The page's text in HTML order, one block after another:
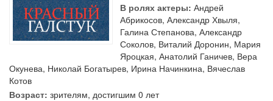
В ролях актеры: Андрей
Абрикосов, Александр Хвыля,
Галина Степанова, Александр
Соколов, Виталий Доронин, Мария
Яроцкая, Анатолий Ганичев, Вера
Окунева, Николай Богатырев, Ирина Начинкина, Вячеслав
Котов
Возраст: зрителям, достигшим 0 лет